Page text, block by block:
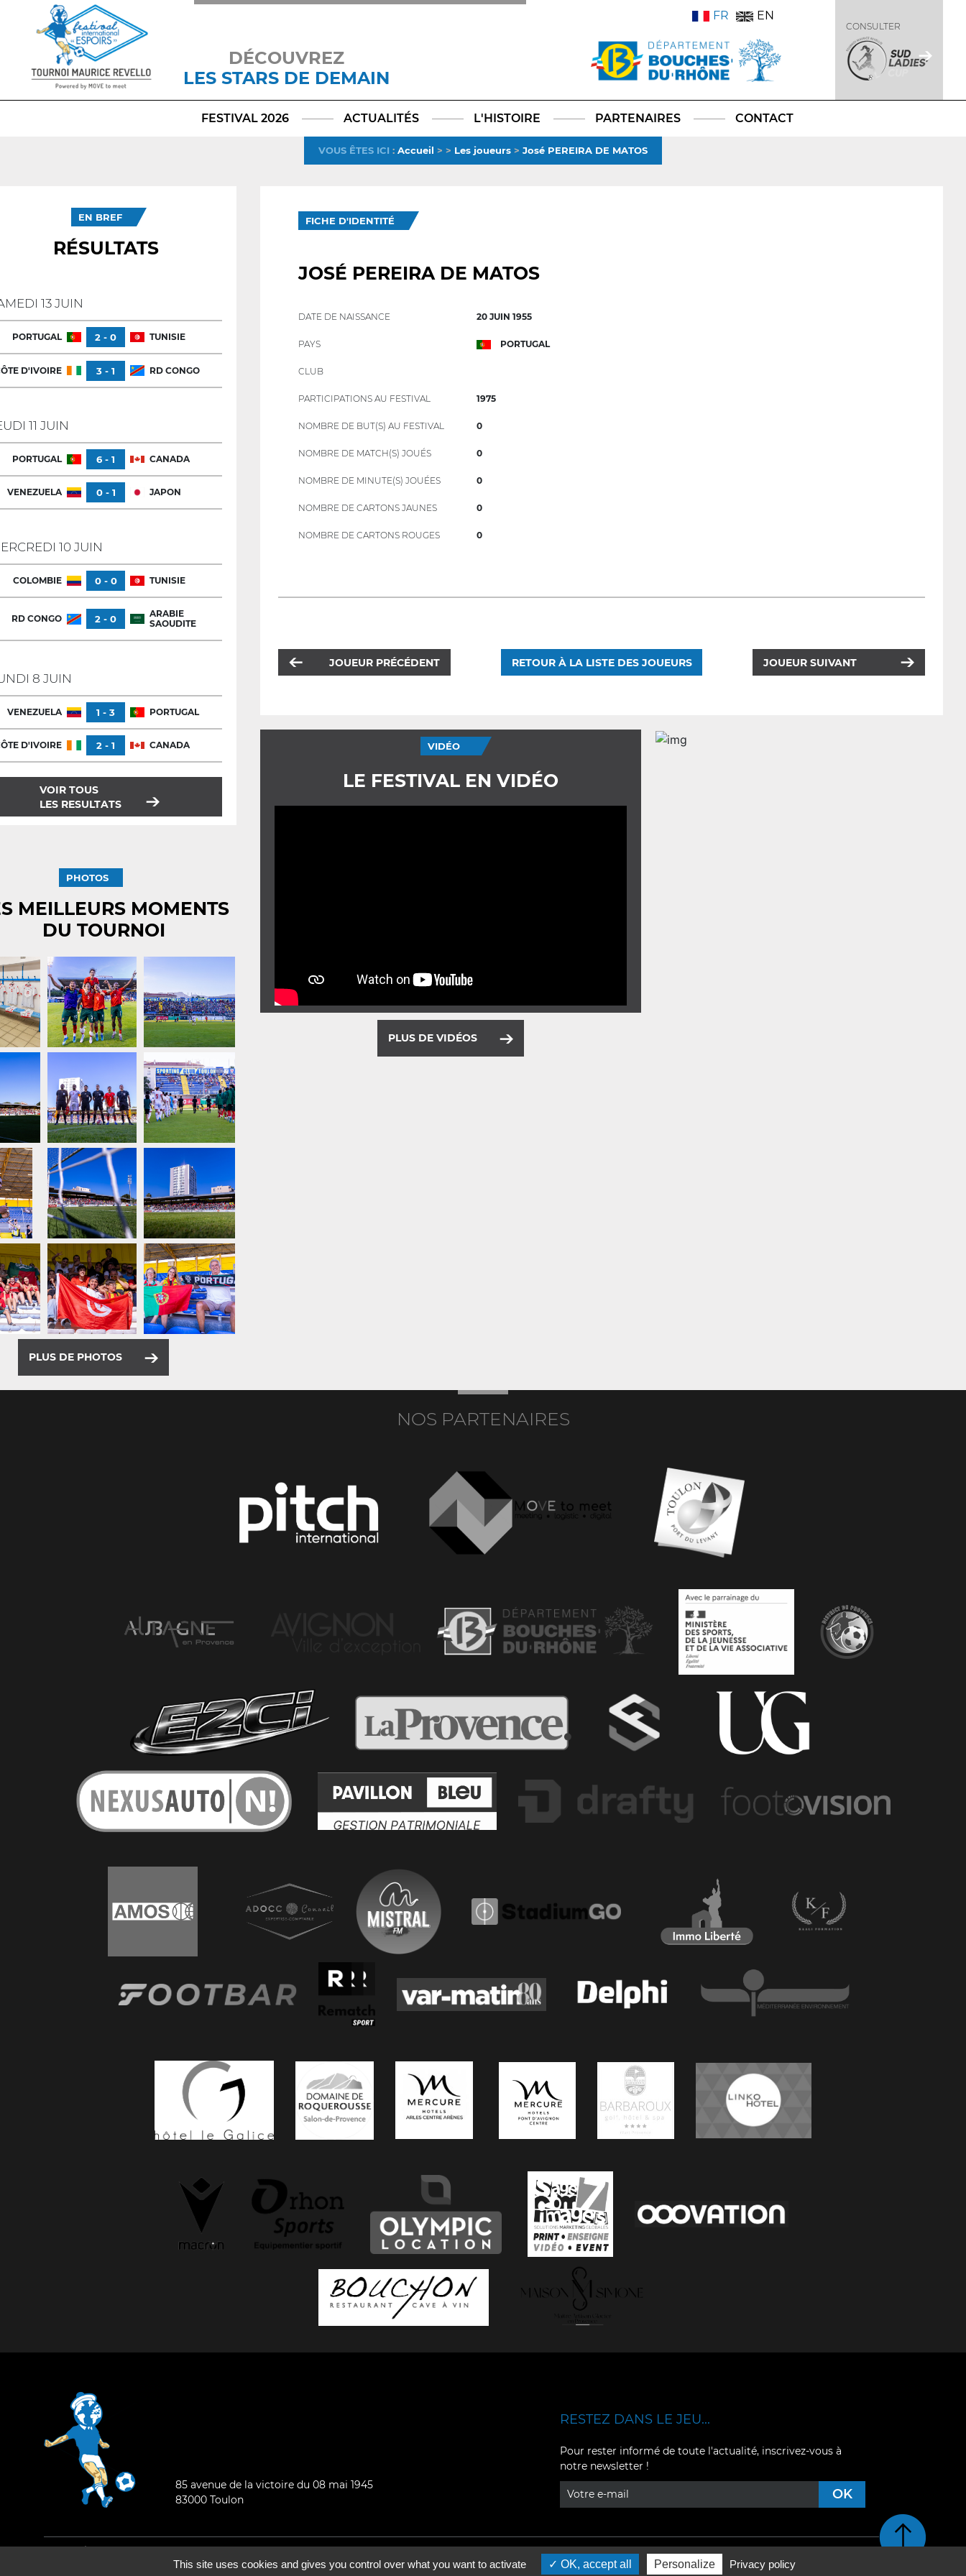
DÉCOUVREZ
LES STARS DE DEMAIN
TikTokLinkedIn
X
FR EN
CONSULTER
FESTIVAL 2026 ACTUALITÉS L'HISTOIRE PARTENAIRES CONTACT
VOUS ÊTES ICI : Accueil > > Les joueurs > José PEREIRA DE MATOS
EN BREF
RÉSULTATS
13 JUIN
PORTUGAL 2 - 0 TUNISIE
D'IVOIRE 3 - 1 RD CONGO
11 JUIN
PORTUGAL 6 - 1 CANADA
VENEZUELA 0 - 1 JAPON
10 JUIN
COLOMBIE 0 - 0 TUNISIE
RD CONGO 2 - 0
ARABIE
SAOUDITE
8 JUIN
VENEZUELA 1 - 3 PORTUGAL
D'IVOIRE 2 - 1 CANADA
VOIR TOUS
LES RESULTATS
PHOTOS
MEILLEURS MOMENTS
DU TOURNOI
PLUS DE PHOTOS
FICHE D'IDENTITÉ
JOSÉ PEREIRA DE MATOS
DATE DE NAISSANCE 20 JUIN 1955
PAYS PORTUGAL
CLUB
PARTICIPATIONS AU FESTIVAL 1975
NOMBRE DE BUT(S) AU FESTIVAL 0
NOMBRE DE MATCH(S) JOUÉS 0
NOMBRE DE MINUTE(S) JOUÉES 0
NOMBRE DE CARTONS JAUNES 0
NOMBRE DE CARTONS ROUGES 0
JOUEUR PRÉCÉDENT RETOUR À LA LISTE DES JOUEURS JOUEUR SUIVANT
VIDÉO
LE FESTIVAL EN VIDÉO
PLUS DE VIDÉOS
NOS PARTENAIRES
85 avenue de la victoire du 08 mai 1945
83000 Toulon
YouTube
RESTEZ DANS LE JEU...
Pour rester informé de toute l'actualité, inscrivez-vous à
notre newsletter !
Mentions légales-Qui sommes-nous ?
©2026 - Tous droits réservés - Conception :epartenair e
Retour en haut de page
This site uses cookies and gives you control over what you want to activate OK, accept all Personalize Privacy policy